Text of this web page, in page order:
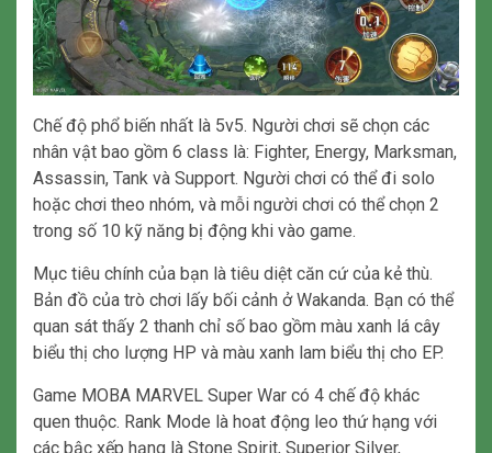
Chế độ phổ biến nhất là 5v5. Người chơi sẽ chọn các
nhân vật bao gồm 6 class là: Fighter, Energy, Marksman,
Assassin, Tank và Support. Người chơi có thể đi solo
hoặc chơi theo nhóm, và mỗi người chơi có thể chọn 2
trong số 10 kỹ năng bị động khi vào game.
Mục tiêu chính của bạn là tiêu diệt căn cứ của kẻ thù.
Bản đồ của trò chơi lấy bối cảnh ở Wakanda. Bạn có thể
quan sát thấy 2 thanh chỉ số bao gồm màu xanh lá cây
biểu thị cho lượng HP và màu xanh lam biểu thị cho EP.
Game MOBA MARVEL Super War có 4 chế độ khác
quen thuộc. Rank Mode là hoat động leo thứ hạng với
các bậc xếp hạng là Stone Spirit, Superior Silver,